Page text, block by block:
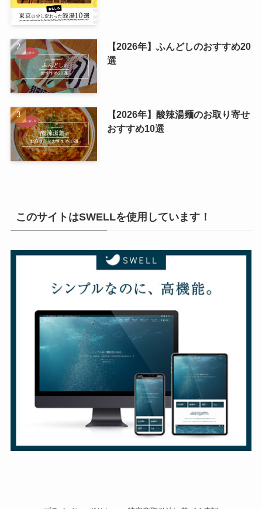
【2026年】ふんどしのおすすめ20
選
【2026年】酸辣湯麺のお取り寄せ
おすすめ10選
このサイトはSWELLを使用しています！